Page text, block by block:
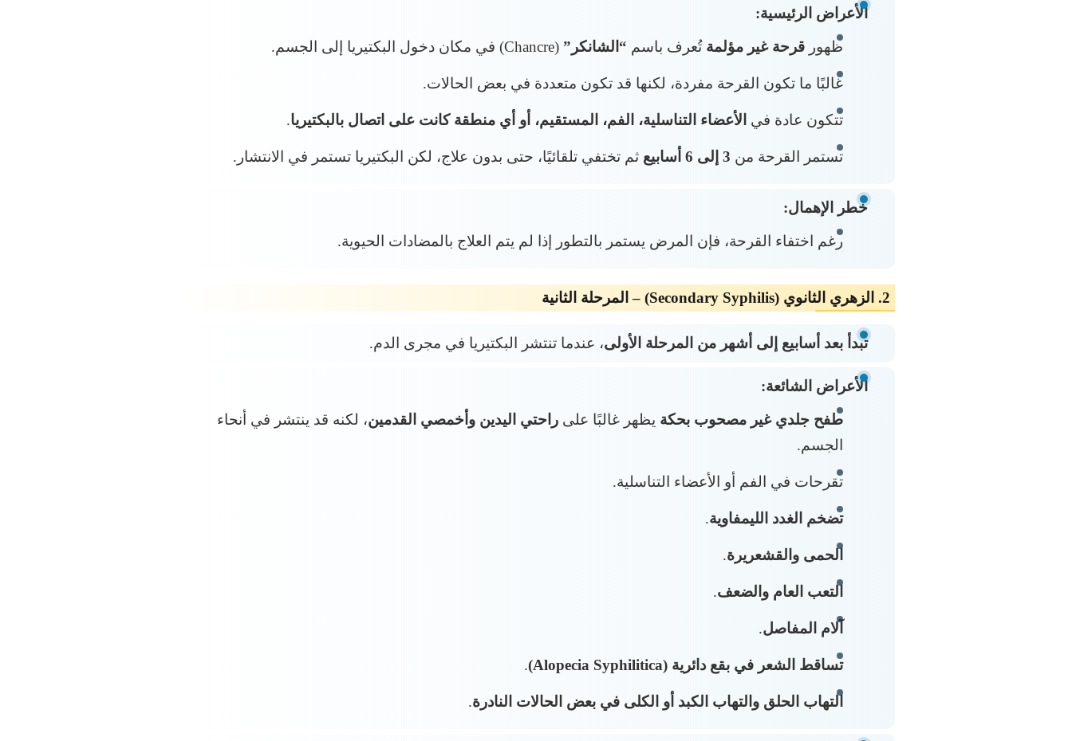
الأعراض الرئيسية:
ظهور قرحة غير مؤلمة تُعرف باسم “الشانكر”(Chancre) في مكان دخول البكتيريا إلى الجسم.
غالبًا ما تكون القرحة مفردة، لكنها قد تكون متعددة في بعض الحالات.
تتكون عادة في الأعضاء التناسلية، الفم، المستقيم، أو أي منطقة كانت على اتصال بالبكتيريا.
تستمر القرحة من 3 إلى 6 أسابيع ثم تختفي تلقائيًا، حتى بدون علاج، لكن البكتيريا تستمر في الانتشار.
خطر الإهمال:
رغم اختفاء القرحة، فإن المرض يستمر بالتطور إذا لم يتم العلاج بالمضادات الحيوية.
2. الزهري الثانوي (Secondary Syphilis) – المرحلة الثانية
تبدأ بعد أسابيع إلى أشهر من المرحلة الأولى، عندما تنتشر البكتيريا في مجرى الدم.
الأعراض الشائعة:
طفح جلدي غير مصحوب بحكة يظهر غالبًا على راحتي اليدين وأخمصي القدمين، لكنه قد ينتشر في أنحاء
الجسم.
تقرحات في الفم أو الأعضاء التناسلية.
تضخم الغدد الليمفاوية.
الحمى والقشعريرة.
التعب العام والضعف.
آلام المفاصل.
تساقط الشعر في بقع دائرية (Alopecia Syphilitica) .
التهاب الحلق والتهاب الكبد أو الكلى في بعض الحالات النادرة.